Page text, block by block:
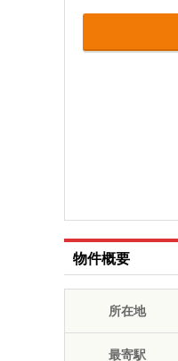
物件概要
所在地
最寄駅